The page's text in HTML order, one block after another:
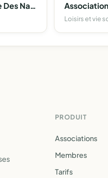
Subaquatique Club De La Cote Des Nacres
Loisirs et vie
PRODUIT
Associations
Membres
Tarifs